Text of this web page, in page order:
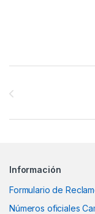
Información
Formulario de
Números oficiales